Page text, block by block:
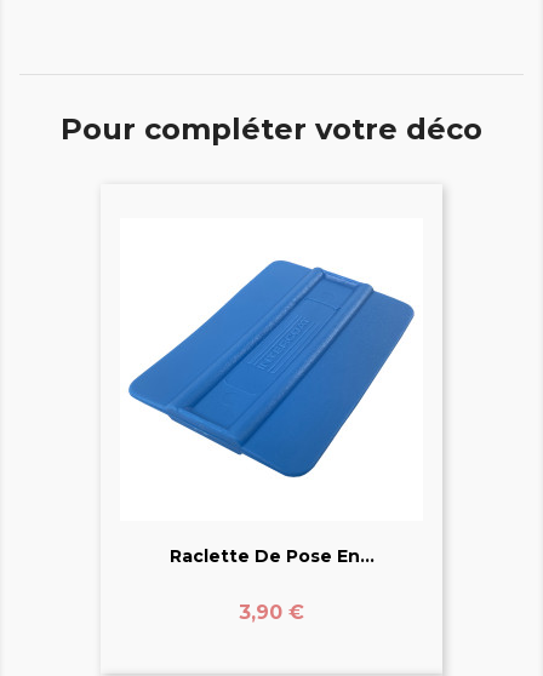
Pour compléter votre déco
Raclette De Pose En...
Prix
3,90 €